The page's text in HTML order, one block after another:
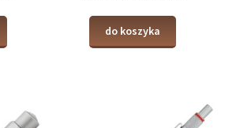
do koszyka